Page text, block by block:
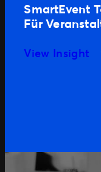
SmartEvent
Für
View Insight